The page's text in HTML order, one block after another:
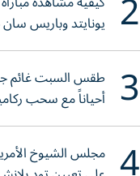
يونايتد وباريس
والقنوات الناقلة
3 طقس السبت غائم
أحياناً مع سحب
مجلس الشيوخ